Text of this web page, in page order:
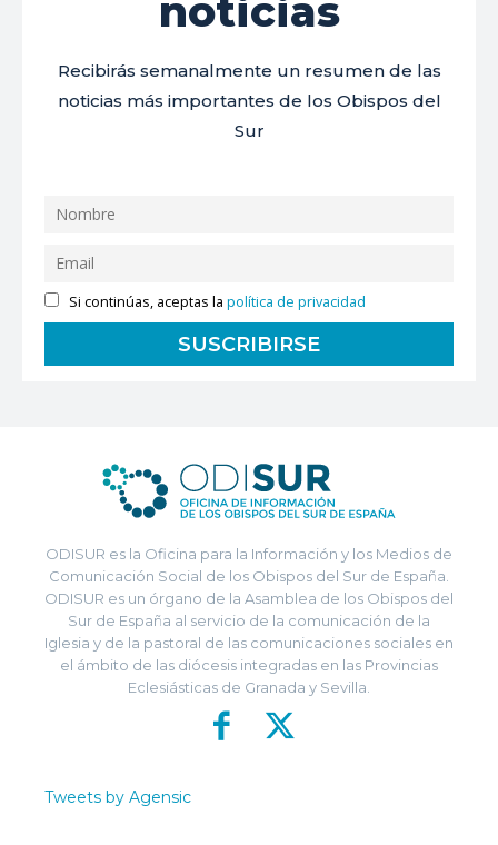
noticias
Recibirás semanalmente un resumen de las
noticias más importantes de los Obispos del
Sur
Si continúas, aceptas lapolítica de privacidad
ODISUR es la Oficina para la Información y los Medios de
Comunicación Social de los Obispos del Sur de España.
ODISUR es un órgano de la Asamblea de los Obispos del
Sur de España al servicio de la comunicación de la
Iglesia y de la pastoral de las comunicaciones sociales en
el ámbito de las diócesis integradas en las Provincias
Eclesiásticas de Granada y Sevilla.
Tweets by Agensic